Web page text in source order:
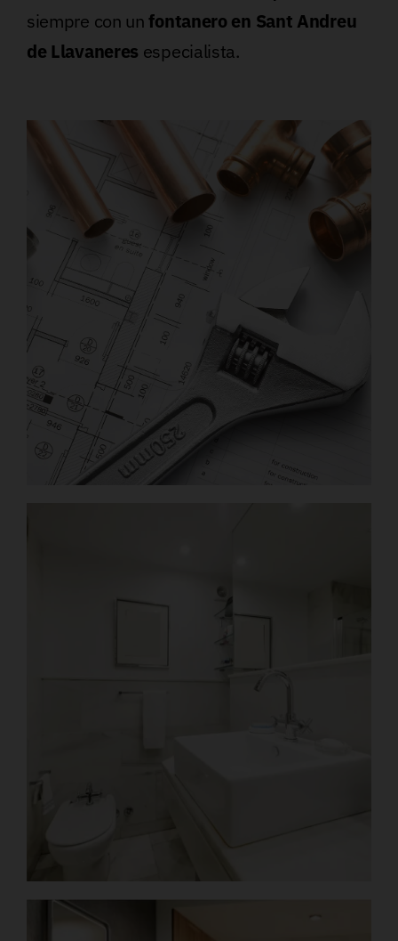
siempre con unfontanero en Sant Andreu
de Llavaneres especialista.